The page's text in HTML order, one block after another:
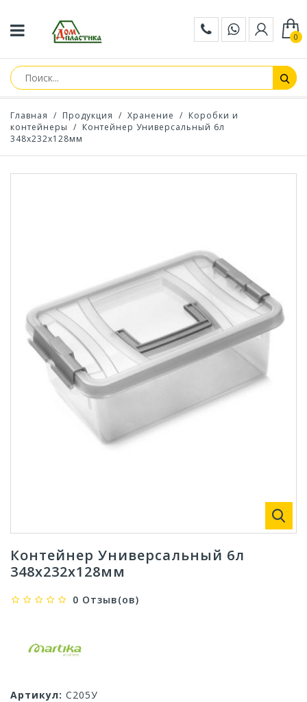
0
Главная / Продукция / Хранение / Коробки и
контейнеры / Контейнер Универсальный 6л
348х232х128мм
Контейнер Универсальный 6л
348х232х128мм
0 Отзыв(ов)
Артикул: С205У